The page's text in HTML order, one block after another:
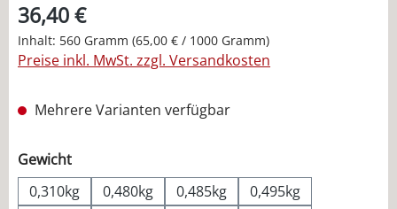
36,40 €
Inhalt: 560 Gramm (65,00 € / 1000 Gramm)
Preise inkl. MwSt. zzgl. Versandkosten
Mehrere Varianten verfügbar
Gewichtauswählen
0,310kg
0,480kg 0,485kg
0,495kg